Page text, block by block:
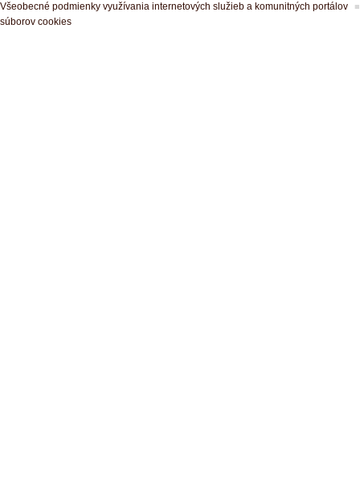
Všeobecné podmienky využívania internetových služieb a komunitných portálov
súborov cookies